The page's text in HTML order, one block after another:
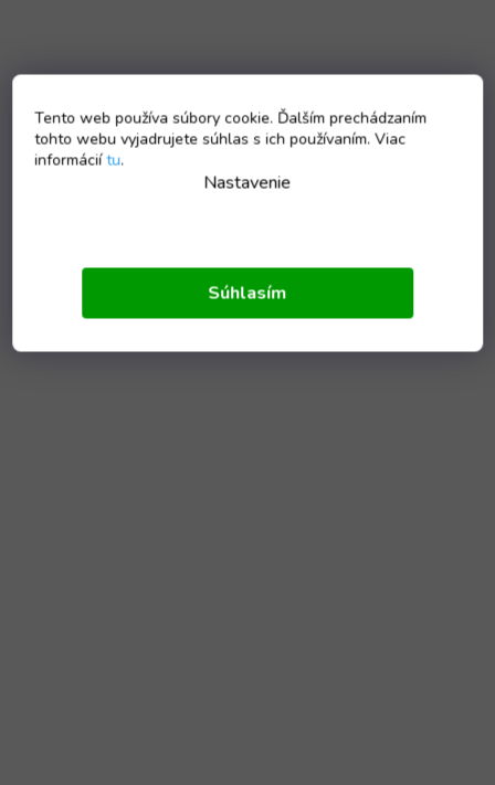
Tento web používa súbory cookie. Ďalším prechádzaním
tohto webu vyjadrujete súhlas s ich používaním. Viac
informáciítu.
Nastavenie
Súhlasím